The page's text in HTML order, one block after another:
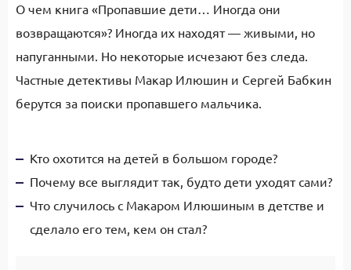
О чем книга «Пропавшие дети… Иногда они
возвращаются»? Иногда их находят — живыми, но
напуганными. Но некоторые исчезают без следа.
Частные детективы Макар Илюшин и Сергей Бабкин
берутся за поиски пропавшего мальчика.
Кто охотится на детей в большом городе?
Почему все выглядит так, будто дети уходят сами?
Что случилось с Макаром Илюшиным в детстве и
сделало его тем, кем он стал?